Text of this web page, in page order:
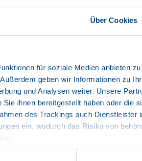
Über Cookies
für soziale Medien anbieten
geben wir Informationen zu
und Analysen weiter. Unsere
ihnen bereitgestellt haben oder die
des Trackings auch Dienstleister
ein, wodurch das Risiko von
in der Kategorie „Telematik und
Verlag erscheint.
im nachhaltigen Handeln und